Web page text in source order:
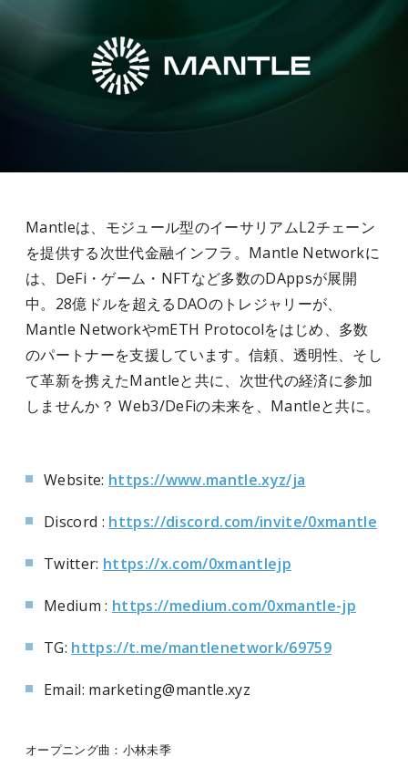
Mantleは、モジュール型のイーサリアムL2チェーン
を提供する次世代金融インフラ。Mantle Networkに
は、DeFi・ゲーム・NFTなど多数のDAppsが展開
中。28億ドルを超えるDAOのトレジャリーが、
Mantle NetworkやmETH Protocolをはじめ、多数
のパートナーを支援しています。信頼、透明性、そし
て革新を携えたMantleと共に、次世代の経済に参加
しませんか？ Web3/DeFiの未来を、Mantleと共に。
Website: https://www.mantle.xyz/ja
Discord : https://discord.com/invite/0xmantle
Twitter: https://x.com/0xmantlejp
Medium : https://medium.com/0xmantle-jp
TG: https://t.me/mantlenetwork/69759
Email: marketing@mantle.xyz
オープニング曲：小林未季